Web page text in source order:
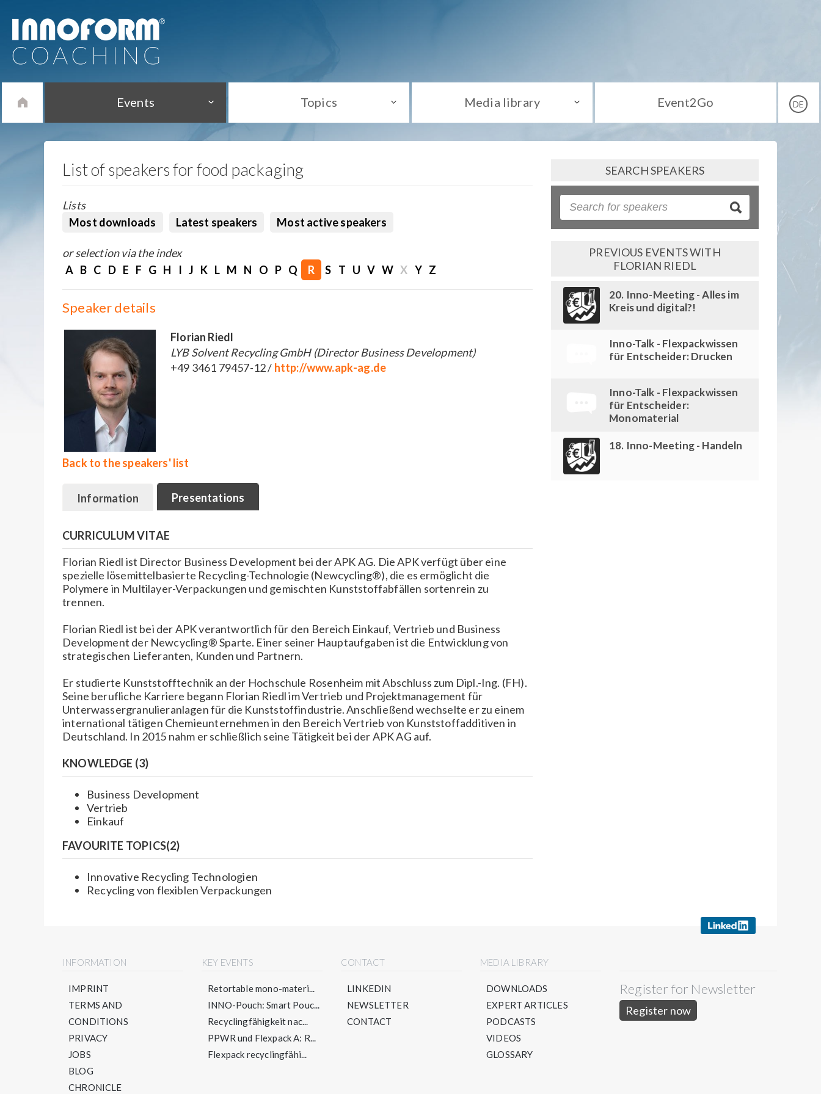
Events Topics Media library Event2Go DE
List of speakers for food packaging
Lists
Most downloads
Latest speakers Most active speakers
or selection via the index
A B C D E F G H I J K L M N O P Q R S T U V W X Y Z
Speaker details
Florian Riedl
LYB Solvent Recycling GmbH (Director Business Development)
+49 3461 79457-12 / http://www.apk-ag.de
Back to the speakers' list
Information Presentations
CURRICULUM VITAE
Florian Riedl ist Director Business Development bei der APK AG. Die APK verfügt über eine
spezielle lösemittelbasierte Recycling-Technologie (Newcycling®), die es ermöglicht die
Polymere in Multilayer-Verpackungen und gemischten Kunststoffabfällen sortenrein zu
trennen.
Florian Riedl ist bei der APK verantwortlich für den Bereich Einkauf, Vertrieb und Business
Development der Newcycling® Sparte. Einer seiner Hauptaufgaben ist die Entwicklung von
strategischen Lieferanten, Kunden und Partnern.
Er studierte Kunststofftechnik an der Hochschule Rosenheim mit Abschluss zum Dipl.-Ing. (FH).
Seine berufliche Karriere begann Florian Riedl im Vertrieb und Projektmanagement für
Unterwassergranulieranlagen für die Kunststoffindustrie. Anschließend wechselte er zu einem
international tätigen Chemieunternehmen in den Bereich Vertrieb von Kunststoffadditiven in
Deutschland. In 2015 nahm er schließlich seine Tätigkeit bei der APK AG auf.
KNOWLEDGE (3)
Business Development
Vertrieb
Einkauf
FAVOURITE TOPICS(2)
Innovative Recycling Technologien
Recycling von flexiblen Verpackungen
SEARCH SPEAKERS
PREVIOUS EVENTS WITH
FLORIAN RIEDL
20. Inno-Meeting - Alles im
Kreis und digital?!
Inno-Talk - Flexpackwissen
für Entscheider: Drucken
Inno-Talk - Flexpackwissen
für Entscheider:
Monomaterial
18. Inno-Meeting - Handeln
INFORMATION
IMPRINT
TERMS AND
CONDITIONS
PRIVACY
JOBS
BLOG
CHRONICLE
KEY EVENTS
Retortable mono-materi...
INNO-Pouch: Smart Pouc...
Recyclingfähigkeit nac...
PPWR und Flexpack A: R...
Flexpack recyclingfähi...
CONTACT
LINKEDIN
NEWSLETTER
CONTACT
MEDIA LIBRARY
DOWNLOADS
EXPERT ARTICLES
PODCASTS
VIDEOS
GLOSSARY
Register for Newsletter
Register now